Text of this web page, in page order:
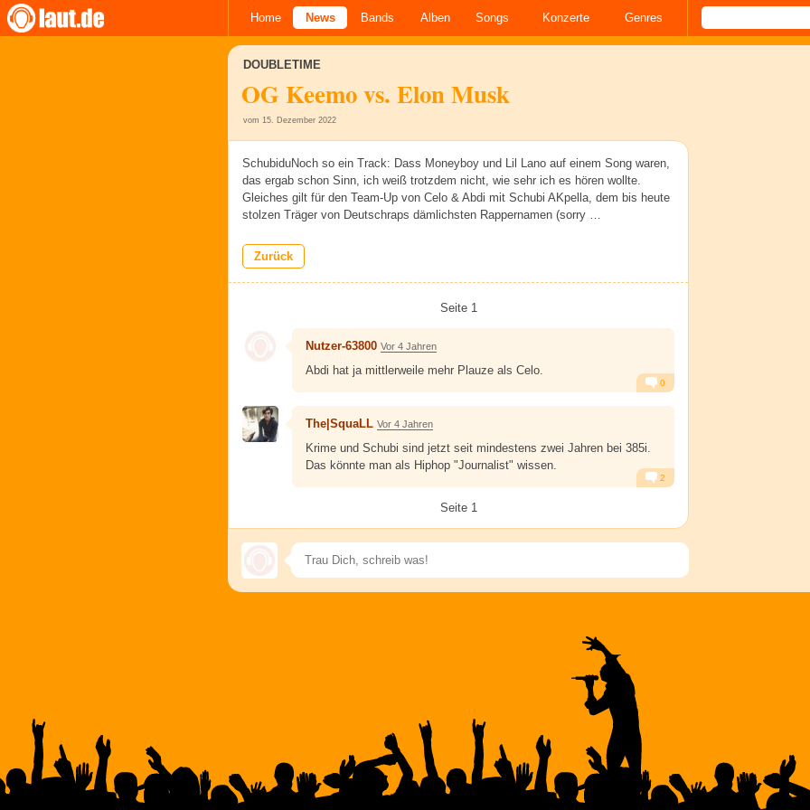
Home News Bands Alben Songs Konzerte Genres
DOUBLETIME
OG Keemo vs. Elon Musk
vom 15. Dezember 2022
SchubiduNoch so ein Track: Dass Moneyboy und Lil Lano auf einem Song waren,
das ergab schon Sinn, ich weiß trotzdem nicht, wie sehr ich es hören wollte.
Gleiches gilt für den Team-Up von Celo & Abdi mit Schubi AKpella, dem bis heute
stolzen Träger von Deutschraps dämlichsten Rappernamen (sorry …
Zurück
Seite 1
Nutzer-63800 Vor 4 Jahren
Abdi hat ja mittlerweile mehr Plauze als Celo.
Alarm Antworten
0
The|SquaLL Vor 4 Jahren
Krime und Schubi sind jetzt seit mindestens zwei Jahren bei 385i.
Das könnte man als Hiphop "Journalist" wissen.
2
Seite 1
Speichern